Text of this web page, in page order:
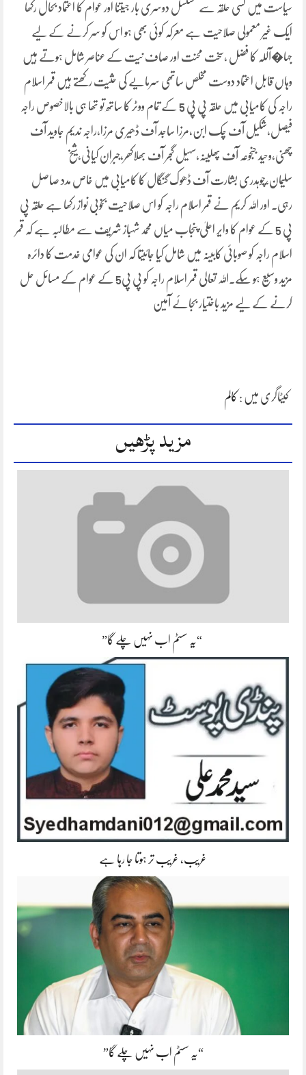
سیاست میں کسی حلقہ سے مسلسل دوسری بار جیتنا اور عوام کا اعتماد بحال رکھا
ایک غیر معمولی صلاحیت ہے معرکہ کوئی بھی ہو اس کو سر کرنے کے لیے
جہا�آللہ کا فضل ،سخت محنت اور صاف نیت کے عناصر شامل ہوتے ہیں
وہاں قابل اعتماد دوست مخلص ساتھی سرمایے کی حثیت رکھتے ہیں قمر اسلام
راجہ کی کامیابی میں حلقہ پی پی 5 کے تمام ووٹر کا ساتھ تو تھا ہی بالاخصوص راجہ
فیصل،شکیل آف چک ابن،مرزا ساجد آف ڈھیری مرزا،راجہ ندیم جاوید آف
چھنی،وحید جنجوعہ آف پھلینہ،سہیل گجر آف بھلاکھر،جبران کیانی،شیخ
سلیمان،چوہدری بشارت آف ڈھوک گنگال کا کامیابی میں خاص مدد صاصل
رہی۔ اور اللہ کریم نے قمر اسلام راجہ کو اس صلاحیت بخوبی نواز رکھا ہے حلقہ پی
پی 5 کے عوام کا وایر اعلیٰ پنجاب میاں محمد شہباز شریف سے مطالبہ ہے کہ قمر
اسلام راجہ کو صوبائی کابینہ میں شامل کیا جائیتا کہ ان کی عوامی خدمت کا دائرہ
مزید وسیع ہو سکے۔اللہ تعالی قمر اسلام راجہ کو پی پی5 کے عوام کے مسائل حل
کرنے کے لیے مزید باختیار بجائے آمین
کیٹاگری میں : کالم
مزید پڑھیں
“یہ سسٹم اب نہیں چلے گا”
غریب، غریب تر ہوتا جا رہا ہے
“یہ سسٹم اب نہیں چلے گا”